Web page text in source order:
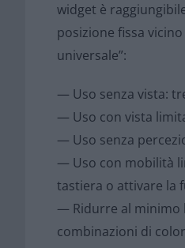
widget è
posizione fissa
universale”:
— Uso senza vista:
— Uso con vista
— Uso senza
— Uso con mobilità
tastiera o attivare la
— Ridurre al minimo
combinazioni di